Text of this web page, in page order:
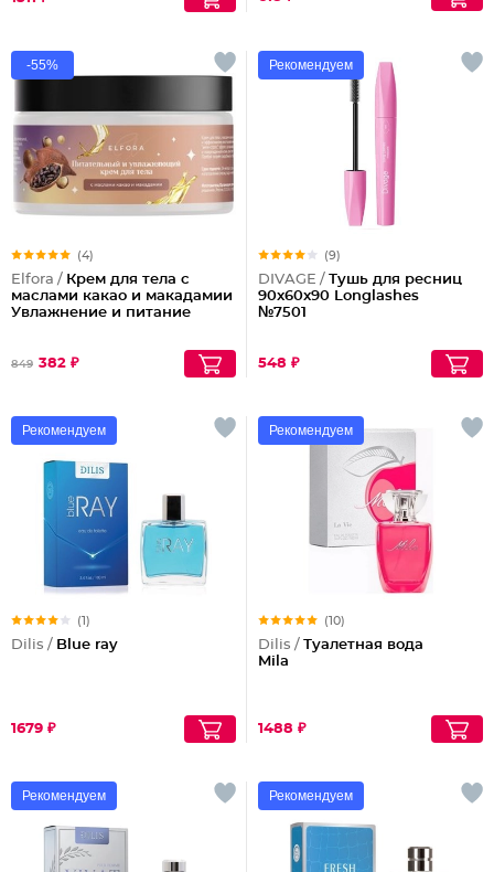
-55%
(4)
Elfora / Крем для тела с
маслами какао и макадамии
Увлажнение и питание
849 382 ₽
Рекомендуем
(9)
DIVAGE / Тушь для ресниц
90x60x90 Longlashes
№7501
548 ₽
Рекомендуем
(1)
Dilis / Blue ray
1679 ₽
Рекомендуем
(10)
Dilis / Туалетная вода
Mila
1488 ₽
Рекомендуем Рекомендуем